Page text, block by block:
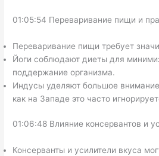
01:05:54 Переваривание пищи и
Переваривание пищи требует
Йоги соблюдают диеты для
поддержание организма.
Индусы уделяют большое
как на Западе это часто
01:06:48 Влияние консервантов и
Консерванты и усилители вкуса